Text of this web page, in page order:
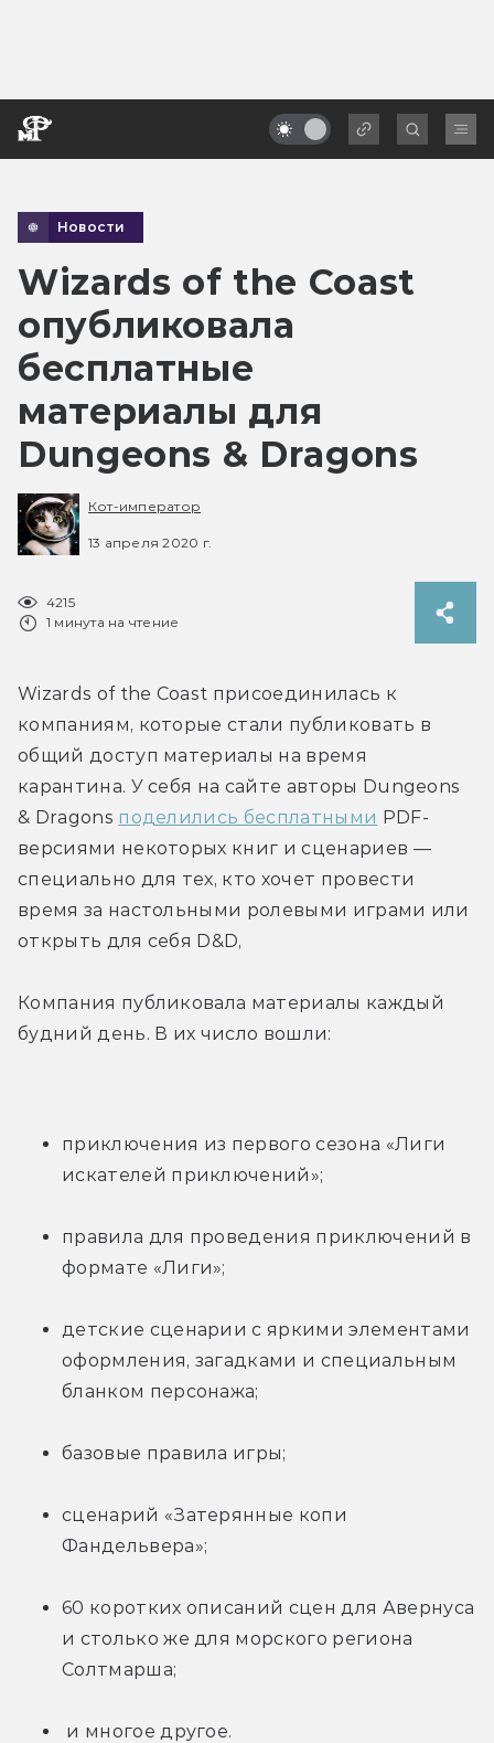
Новости
Wizards of the Coast
опубликовала
бесплатные
материалы для
Dungeons & Dragons
Кот-император
13 апреля 2020 г.
4215
1 минута на чтение
Wizards of the Coast присоединилась к
компаниям, которые стали публиковать в
общий доступ материалы на время
карантина. У себя на сайте авторы Dungeons
& Dragons поделились бесплатными PDF-
версиями некоторых книг и сценариев —
специально для тех, кто хочет провести
время за настольными ролевыми играми или
открыть для себя D&D,
Компания публиковала материалы каждый
будний день. В их число вошли:
приключения из первого сезона «Лиги
искателей приключений»;
правила для проведения приключений в
формате «Лиги»;
детские сценарии с яркими элементами
оформления, загадками и специальным
бланком персонажа;
базовые правила игры;
сценарий «Затерянные копи
Фандельвера»;
60 коротких описаний сцен для Авернуса
и столько же для морского региона
Солтмарша;
и многое другое.